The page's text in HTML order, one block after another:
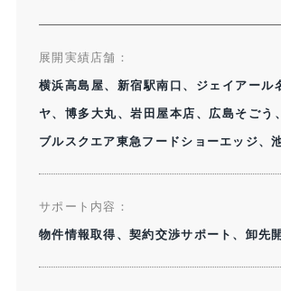
展開実績店舗：​
横浜高島屋、新宿駅南口、ジェイアール
ヤ、博多大丸、岩田屋本店、広島そごう
ブルスクエア東急フードショーエッジ、
サポート内容：​
物件情報取得、契約交渉サポート、卸先